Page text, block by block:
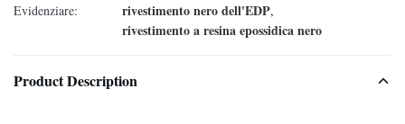
Evidenziare: rivestimento nero dell'EDP,
rivestimento a resina epossidica nero
Product Description